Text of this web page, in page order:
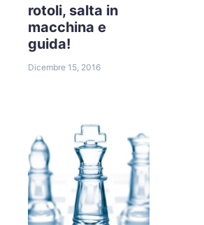
rotoli, salta in
macchina e
guida!
Dicembre 15, 2016